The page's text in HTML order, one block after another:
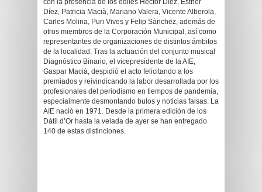
con la presencia de los ediles Héctor Díez, Esther
Díez, Patricia Macià, Mariano Valera, Vicente Alberola,
Carles Molina, Puri Vives y Felip Sànchez, además de
otros miembros de la Corporación Municipal, así como
representantes de organizaciones de distintos ámbitos
de la localidad. Tras la actuación del conjunto musical
Diagnóstico Binario, el vicepresidente de la AIE,
Gaspar Macià, despidió el acto felicitando a los
premiados y reivindicando la labor desarrollada por los
profesionales del periodismo en tiempos de pandemia,
especialmente desmontando bulos y noticias falsas. La
AIE nació en 1971. Desde la primera edición de los
Dàtil d’Or hasta la velada de ayer se han entregado
140 de estas distinciones.